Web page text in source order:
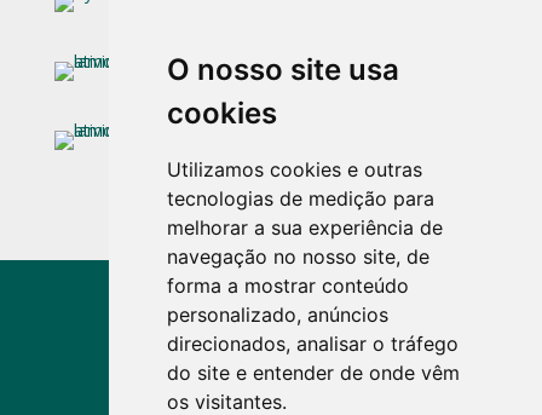
O nosso site usa
cookies
Utilizamos cookies e outras
tecnologias de medição para
melhorar a sua experiência de
navegação no nosso site, de
forma a mostrar conteúdo
personalizado, anúncios
direcionados, analisar o tráfego
do site e entender de onde vêm
os visitantes.
Voir plus d'activités